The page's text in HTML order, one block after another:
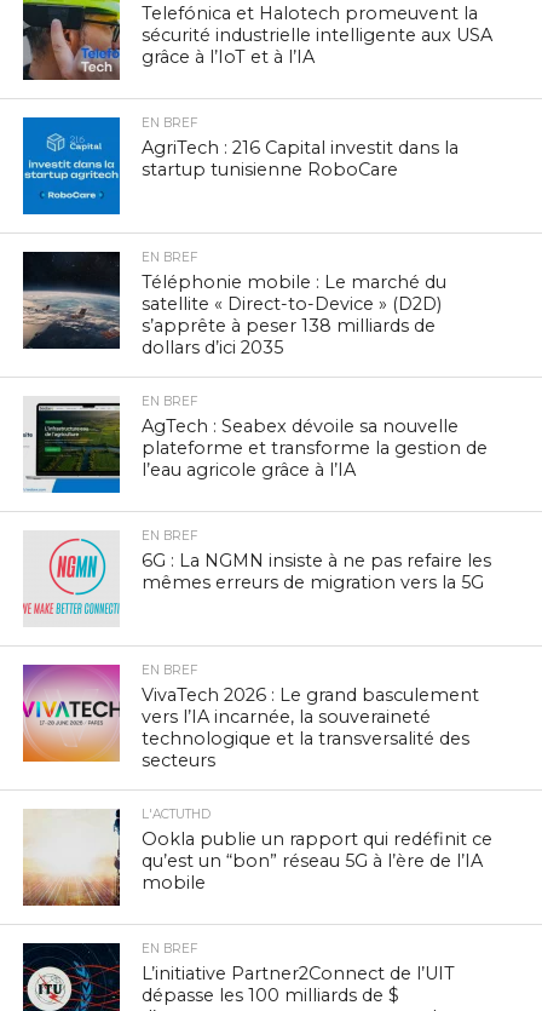
Telefónica et Halotech promeuvent la
sécurité industrielle intelligente aux USA
grâce à l’IoT et à l’IA
EN BREF
AgriTech : 216 Capital investit dans la
startup tunisienne RoboCare
EN BREF
Téléphonie mobile : Le marché du
satellite « Direct-to-Device » (D2D)
s’apprête à peser 138 milliards de
dollars d’ici 2035
EN BREF
AgTech : Seabex dévoile sa nouvelle
plateforme et transforme la gestion de
l’eau agricole grâce à l’IA
EN BREF
6G : La NGMN insiste à ne pas refaire les
mêmes erreurs de migration vers la 5G
EN BREF
VivaTech 2026 : Le grand basculement
vers l’IA incarnée, la souveraineté
technologique et la transversalité des
secteurs
L'ACTUTHD
Ookla publie un rapport qui redéfinit ce
qu’est un “bon” réseau 5G à l’ère de l’IA
mobile
EN BREF
L’initiative Partner2Connect de l’UIT
dépasse les 100 milliards de $